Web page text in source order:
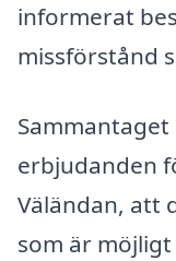
informerat
missförstånd
erbjudanden
Väländan, att
som är